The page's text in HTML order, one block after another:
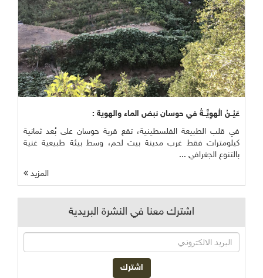
عَيْــنُ الْهوِيَّــةُ في حوسان نبض الماء والهوية :
في قلب الطبيعة الفلسطينية، تقع قرية حوسان على بُعد ثمانية
كيلومترات فقط غرب مدينة بيت لحم، وسط بيئة طبيعية غنية
بالتنوع الجغرافي ...
المزيد
اشترك معنا في النشرة البريدية